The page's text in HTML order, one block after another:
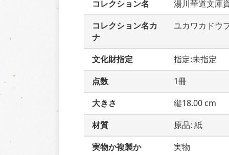
コレクション名
湯川華道文庫
コレクション名カ
ナ
ユカワカドウ
文化財指定
指定:未指定
点数
1冊
大きさ
縦18.00 cm
材質
原品: 紙
実物か複製か
実物